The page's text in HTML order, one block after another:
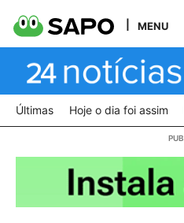
MENU
Últimas Hoje o dia foi assim